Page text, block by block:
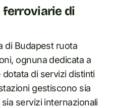
di
di Budapest ruota
ognuna dedicata a
di servizi distinti
gestiscono sia
servizi internazionali